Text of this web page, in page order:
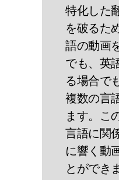
特化した
を破るた
語の動画
でも、英
る場合で
複数の言
ます。こ
言語に関
に響く動
とができ